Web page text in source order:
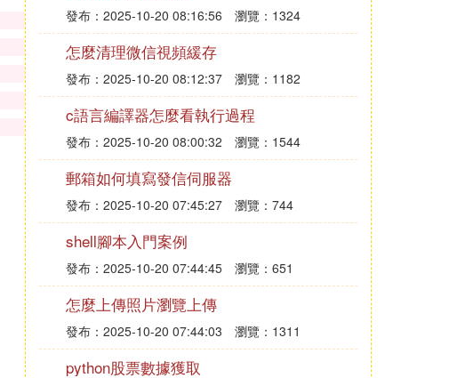
發布：2025-10-20 08:16:56 瀏覽：1324
怎麼清理微信視頻緩存
發布：2025-10-20 08:12:37 瀏覽：1182
c語言編譯器怎麼看執行過程
發布：2025-10-20 08:00:32 瀏覽：1544
郵箱如何填寫發信伺服器
發布：2025-10-20 07:45:27 瀏覽：744
shell腳本入門案例
發布：2025-10-20 07:44:45 瀏覽：651
怎麼上傳照片瀏覽上傳
發布：2025-10-20 07:44:03 瀏覽：1311
python股票數據獲取